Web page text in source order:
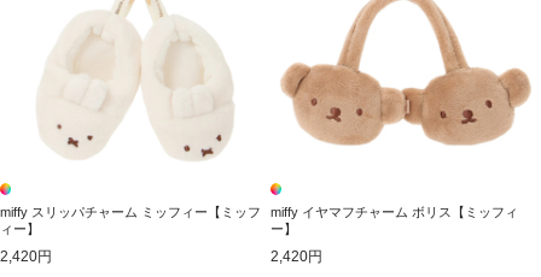
miffy スリッパチャーム ミッフィー【ミッフ
ィー】
2,420円
miffy イヤマフチャーム ボリス【ミッフィ
ー】
2,420円